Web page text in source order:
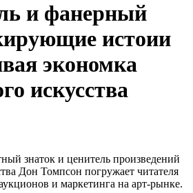
и фанерный
истоии
экономка
искусства
знаток и ценитель произведений
Дон Томпсон погружает читателя
и маркетинга на арт-рынке.